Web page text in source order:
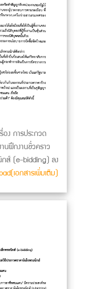
ง การประกวด
นฝึกงานชั่วคราว
กส์ (e-bidding) ลง
เอกสารเพิ่มเติม)